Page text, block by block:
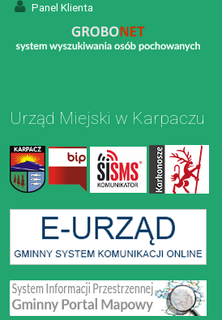
Panel Klienta
Urząd Miejski w Karpaczu